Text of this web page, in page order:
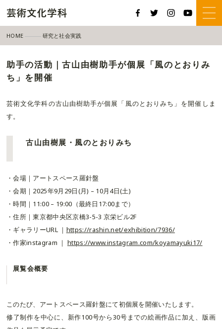
HOME 研究と社会実践
助手の活動｜古山由樹助手が個展「風のとおりみ
ち」を開催
芸術文化学科の古山由樹助手が個展「風のとおりみち」を開催しま
す。
古山由樹展・風のとおりみち
・会場｜アートスペース羅針盤
・会期｜2025年9月29日(月) – 10月4日(土)
・時間｜11:00 – 19:00（最終日17:00まで）
・住所｜東京都中央区京橋3-5-3 京栄ビル2F
・ギャラリーURL ｜ https://rashin.net/exhibition/7936/
・作家instagram ｜ https://www.instagram.com/koyamayuki17/
展覧会概要
このたび、アートスペース羅針盤にて初個展を開催いたします。
修了制作を中心に、新作100号から30号までの絵画作品に加え、版画